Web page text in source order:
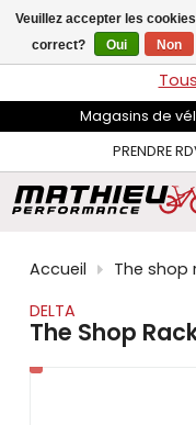
flèches
haut
et
pour
sélectionner
disponible.
Appuyez
pour
résultat
de
LIVRAISON GRATUITE
Magasins de
PRENDRE
Accueil
The shop
DELTA
The Shop
Veuillez accepter les
correct?
Oui Non